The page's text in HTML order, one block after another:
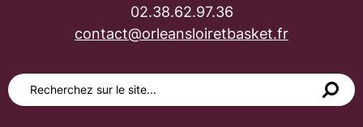
02.38.62.97.36
contact@orleansloiretbasket.fr